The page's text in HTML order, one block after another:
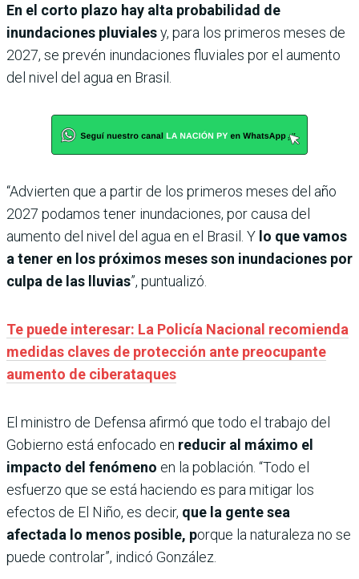
En el corto plazo hay alta probabilidad de
inundaciones pluvialesy, para los primeros meses de
2027, se prevén inundaciones fluviales por el aumento
del nivel del agua en Brasil.
“Advierten que a partir de los primeros meses del año
2027 podamos tener inundaciones, por causa del
aumento del nivel del agua en el Brasil. Y lo que vamos
a tener en los próximos meses son inundaciones por
culpa de las lluvias”, puntualizó.
Te puede interesar: La Policía Nacional recomienda
medidas claves de protección ante preocupante
aumento de ciberataques
El ministro de Defensa afirmó que todo el trabajo del
Gobierno está enfocado en reducir al máximo el
impacto del fenómeno en la población. “Todo el
esfuerzo que se está haciendo es para mitigar los
efectos de El Niño, es decir, que la gente sea
afectada lo menos posible, porque la naturaleza no se
puede controlar”, indicó González.